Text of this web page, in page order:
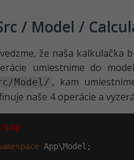
/ Model /
že naša kalkulačka
umiestnime do
Model/ , kam
naše 4 operácie a
App\Model;